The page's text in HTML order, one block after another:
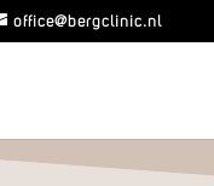
office@bergclinic.nl